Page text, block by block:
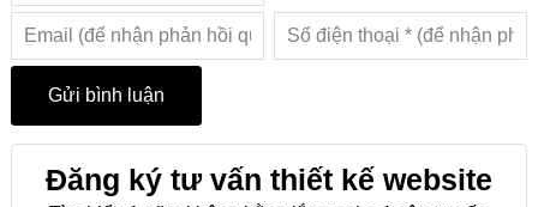
Đăng ký tư vấn thiết kế website